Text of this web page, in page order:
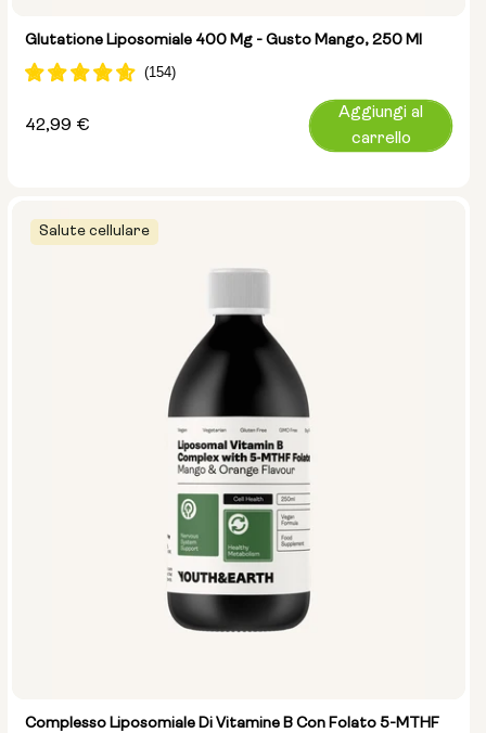
Glutatione Liposomiale 400 Mg - Gusto Mango, 250 Ml
Prezzo
42,99 €
Aggiungi al
carrello
Salute cellulare
Complesso Liposomiale Di Vitamine B Con Folato 5-MTHF